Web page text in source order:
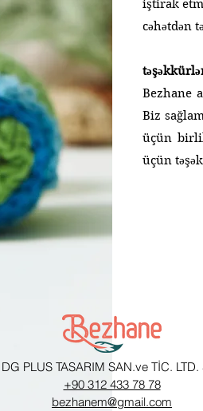
iştirak
cəhətdən
Bezhane
Biz
üçün
üçün
DG PLUS TASARIM SAN.ve TİC. LTD.
+90 312 433 78 78
bezhanem@gmail.com